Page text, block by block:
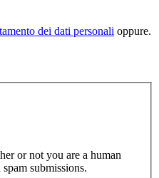
dei dati personali oppure.
or not you are a human
submissions.